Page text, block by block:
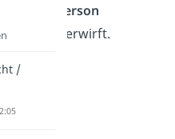
Person
unterwirft.
/